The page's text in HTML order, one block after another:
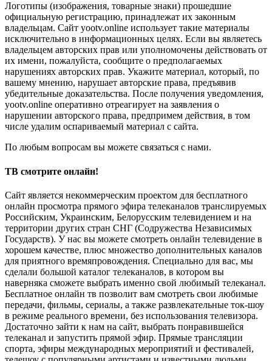
Логотипы (изображения, товарные знаки) прошедшие
официальную регистрацию, принадлежат их законным
владельцам. Сайт yootv.online использует такие материалы
исключительно в информационных целях. Если вы являетесь
владельцем авторских прав или уполномочены действовать от
их имени, пожалуйста, сообщите о предполагаемых
нарушениях авторских прав. Укажите материал, который, по
вашему мнению, нарушает авторские права, предъявив
убедительные доказательства. После получения уведомления,
yootv.online оперативно отреагирует на заявления о
нарушении авторского права, предпримем действия, в том
числе удалим оспариваемый материал с сайта.
По любым вопросам вы можете связаться с нами.
ТВ смотрите онлайн!
Сайт является некоммерческим проектом для бесплатного
онлайн просмотра прямого эфира телеканалов транслируемых
Российским, Украинским, Белорусским телевидением и на
территории других стран СНГ (Содружества Независимых
Государств). У нас вы можете смотреть онлайн телевидение в
хорошем качестве, плюс множество дополнительных каналов
для приятного времяпровождения. Специально для вас, мы
сделали большой каталог телеканалов, в котором вы
наверняка сможете выбрать именно свой любимый телеканал.
Бесплатное онлайн тв позволит вам смотреть свои любимые
передачи, фильмы, сериалы, а также развлекательные ток-шоу
в режиме реального времени, без использования телевизора.
Достаточно зайти к нам на сайт, выбрать понравившейся
телеканал и запустить прямой эфир. Прямые трансляции
спорта, эфиры международных мероприятий и фестивалей,